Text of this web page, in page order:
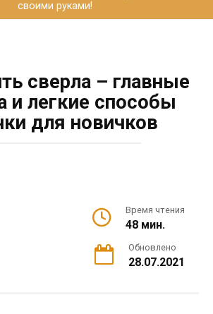
своими руками!
сверла – главные
и легкие способы
для новичков
Время чтения
48 мин.
Обновлено
28.07.2021